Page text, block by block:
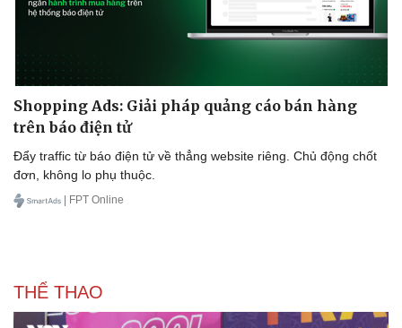
Shopping Ads: Giải pháp quảng cáo bán hàng
trên báo điện tử
Đẩy traffic từ báo điện tử về thẳng website riêng. Chủ động chốt
đơn, không lo phụ thuộc.
| FPT Online
THỂ THAO